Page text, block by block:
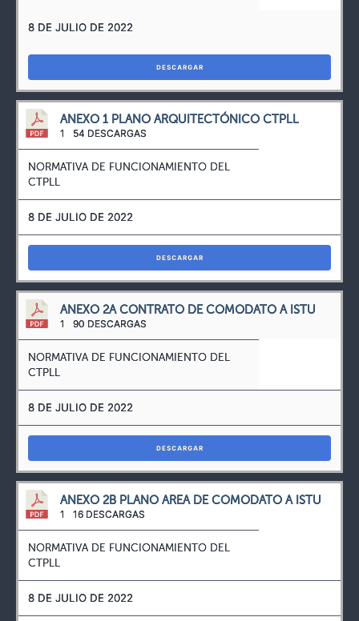
8 DE JULIO DE 2022
DESCARGAR
ANEXO 1 PLANO ARQUITECTÓNICO CTPLL
1 54 DESCARGAS
NORMATIVA DE FUNCIONAMIENTO DEL
CTPLL
8 DE JULIO DE 2022
DESCARGAR
ANEXO 2A CONTRATO DE COMODATO A ISTU
1 90 DESCARGAS
NORMATIVA DE FUNCIONAMIENTO DEL
CTPLL
8 DE JULIO DE 2022
DESCARGAR
ANEXO 2B PLANO AREA DE COMODATO A ISTU
1 16 DESCARGAS
NORMATIVA DE FUNCIONAMIENTO DEL
CTPLL
8 DE JULIO DE 2022